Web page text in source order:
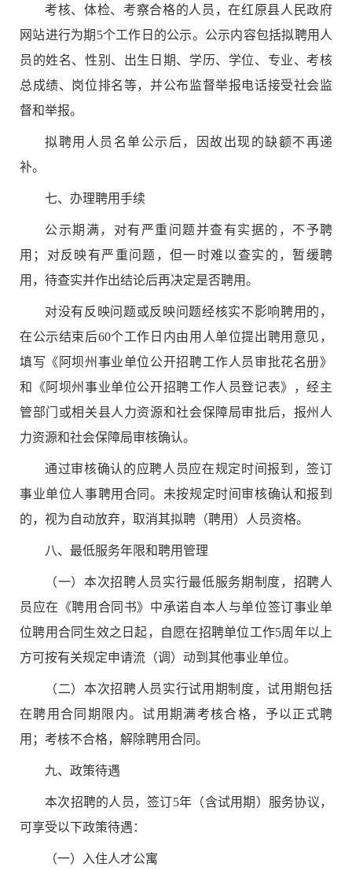
考核、 体检、考察合格的人员，在红原县人民政府
网站进行为期 5个工作日的公示。公示内容包括拟聘用人
员的姓名、性别、出生日期、学历、学位、专业、考核
总成绩、岗位排名等，并公布监督举报电话接受社会监
督和举报。
拟聘用人员名单公示后，因故出现的缺额不再递
补。
七、 办理聘用手续
公示期满，对有严重问题并查有实据的，不予聘
用；对反映有严重问题，但一时难以查实的，暂缓聘
用，待查实并作出结论后再决定是否聘用。
对没有反映问题或反映问题经核实不影响聘用的，
在公示结束后60个工作日内由用人单位提出聘用意见，
填写《阿坝州事业单位公开招聘工作人员审批花名册》
和《阿坝州事业单位公开招聘工作人员登记表》，经主
管部门或相关县人力资源和社会保障局审批后，报州人
力资源和社会保障局审核确认。
通过审核确认的应聘人员应在规定时间报到，签订
事业单位人事聘用合同。未按规定时间审核确认和报到
的，视为自动放弃，取消其拟聘（聘用）人员资格。
八、最低服务年限和聘用管理
（一）本次招聘人员实行最低服务期制度，招聘人
员应在《聘用合同书》中承诺自本人与单位签订事业单
位聘用合同生效之日起，自愿在招聘单位工作5周年以上
方可按有关规定申请流（调）动到其他事业单位。
（二）本次招聘人员实行试用期制度，试用期包括
在聘用合同期限内。试用期满考核合格，予以正式聘
用；考核不合格，解除聘用合同。
九、政策待遇
本次招聘的人员，签订5年（含试用期）服务协议，
可享受以下政策待遇：
（一） 入住人才公寓